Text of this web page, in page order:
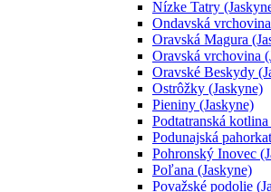
Nízke Tatry
Ondavská
Oravská Magura
Oravská vrchovina
Oravské Beskydy
Ostrôžky (Jaskyne)
Pieniny (Jaskyne)
Podtatranská
Podunajská
Pohronský Inovec
Poľana (Jaskyne)
Považské podolie